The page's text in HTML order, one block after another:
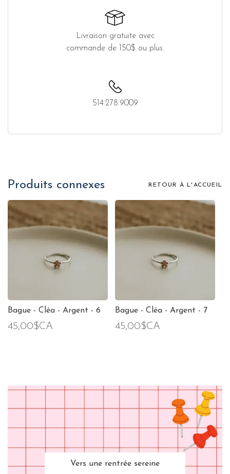
Livraison gratuite avec
commande de 150$ ou plus.
514.278.9009
Produits connexes RETOUR À L'ACCUEIL
Bague - Cléa - Argent - 6
45,00$CA
Bague - Cléa - Argent - 7
45,00$CA
Vers une rentrée sereine